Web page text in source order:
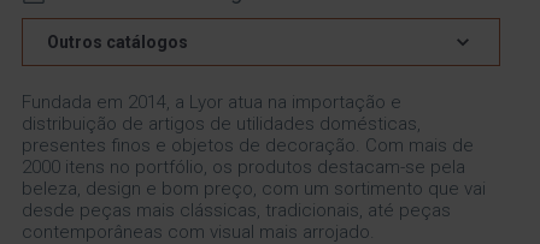
Outros catálogos
Fundada em 2014, a Lyor atua na importação e
distribuição de artigos de utilidades domésticas,
presentes finos e objetos de decoração. Com mais de
2000 itens no portfólio, os produtos destacam-se pela
beleza, design e bom preço, com um sortimento que vai
desde peças mais clássicas, tradicionais, até peças
contemporâneas com visual mais arrojado.